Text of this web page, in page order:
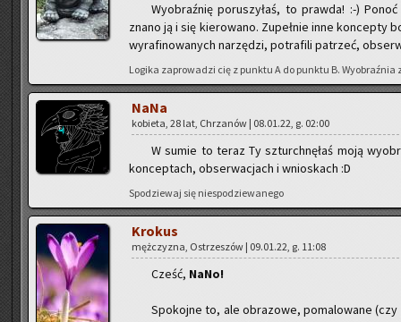
Wy­obraź­nię po­ru­szy­łaś, to praw­da! :-)
znano ją i się kie­ro­wa­no. Zu­peł­nie inne kon­cep­ty
wy­ra­fi­no­wa­nych na­rzę­dzi, po­tra­fi­li pa­trzeć,
Lo­gi­ka za­pro­wa­dzi cię z punk­tu A do punk­tu B. Wy­obraź­nia
NaNa
ko­bie­ta, 28 lat, Chrza­nów | 08.01.22, g. 02:00
W sumie to teraz Ty szturch­nę­łaś moją
kon­cep­tach, ob­ser­wa­cjach i wnio­skach :D
Spo­dzie­waj się nie­spo­dzie­wa­ne­go
Kro­kus
męż­czy­zna, Ostrze­szów | 09.01.22, g. 11:08
Cześć, NaNo!
Spo­koj­ne to, ale ob­ra­zo­we, po­ma­lo­wa­ne (czy